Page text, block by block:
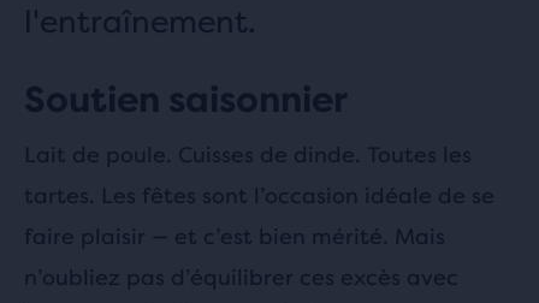
l'entraînement.
Soutien saisonnier
Lait de poule. Cuisses de dinde. Toutes les
tartes. Les fêtes sont l’occasion idéale de se
faire plaisir — et c’est bien mérité. Mais
n’oubliez pas d’équilibrer ces excès avec